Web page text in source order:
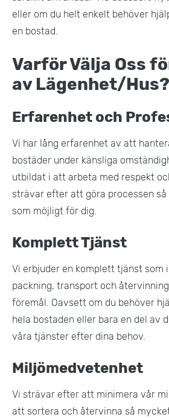
eller om du helt enkelt behöver
en bostad​.
Varför Välja Oss
av Lägenhet/Hus?
Erfarenhet och
Vi har lång erfarenhet av att
bostäder under känsliga
utbildat i att arbeta med respekt
strävar efter att göra processen
som möjligt för dig​.
Komplett Tjänst
Vi erbjuder en komplett tjänst som
packning, transport och
föremål. Oavsett om du behöver
hela bostaden eller bara en del av
våra tjänster efter dina behov.
Miljömedvetenhet
Vi strävar efter att minimera vår
att sortera och återvinna så